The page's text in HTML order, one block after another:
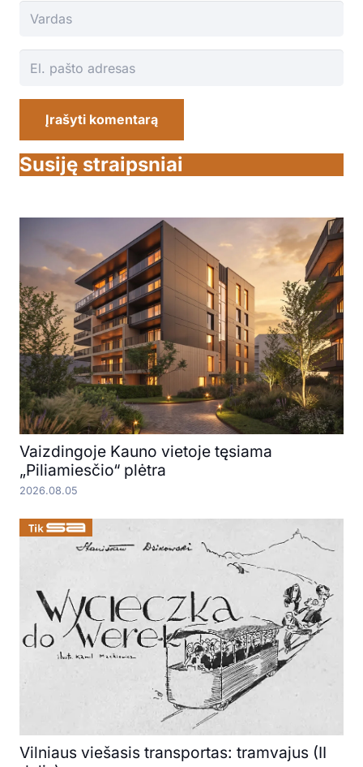
Įrašyti komentarą
Susiję straipsniai
Vaizdingoje Kauno vietoje tęsiama
„Piliamiesčio“ plėtra
2026.08.05
Vilniaus viešasis transportas: tramvajus (II